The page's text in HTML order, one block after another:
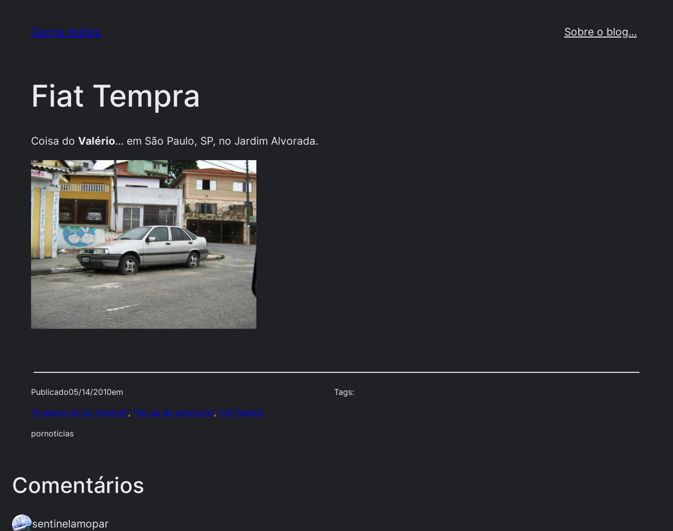
Carros Inúteis Sobre o blog…
Fiat Tempra
Coisa doValério… em São Paulo, SP, no Jardim Alvorada.
Publicado05/14/2010em
"À espera de um milagre!", "Na rua da amargura", Fiat Tempra
pornoticias
Tags:
Comentários
sentinelamopar